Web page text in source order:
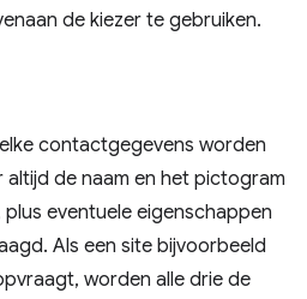
de kiezer te gebruiken.
contactgegevens worden
de naam en het pictogram
eventuele eigenschappen
Als een site bijvoorbeeld
worden alle drie de